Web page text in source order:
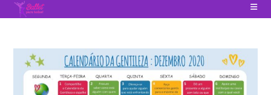
para
conteúdo